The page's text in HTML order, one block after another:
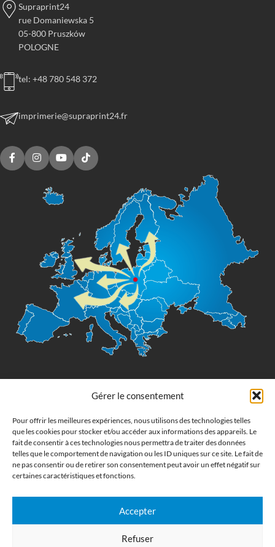
Gérer le consentement
Pour offrir les meilleures expériences, nous utilisons des technologies telles
que les cookies pour stocker et/ou accéder aux informations des appareils. Le
fait de consentir à ces technologies nous permettra de traiter des données
telles que le comportement de navigation ou les ID uniques sur ce site. Le fait de
ne pas consentir ou de retirer son consentement peut avoir un effet négatif sur
certaines caractéristiques et fonctions.
Accepter
Refuser
Supraprint24
rue Domaniewska 5
05-800 Pruszków
POLOGNE
tel: +48 780 548 372
imprimerie@supraprint24.fr
Imprimerie numérique grand format
Commandez en ligne l'impression de supports publicitaires pour votre
entreprise. Nous imprimons : bâche, tissu, film adhésive, drapeau,
oriflamme, affiche, étiquettes et autocollants. Nous livrons en France, en
Belgique, aux Pays-Bas et au Luxembourg et dans la plupart des pays de
l'Union Européenne.
LIENS UTILES